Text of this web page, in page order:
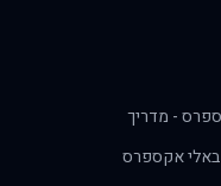
- מדריך
באלי אקספרס